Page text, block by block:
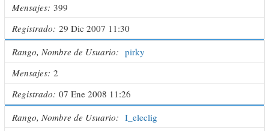
Mensajes 399
Registrado 29 Dic 2007 11:30
Rango, Nombre de Usuario
pirky
Mensajes 2
Registrado 07 Ene 2008 11:26
Rango, Nombre de Usuario
I_eleclig